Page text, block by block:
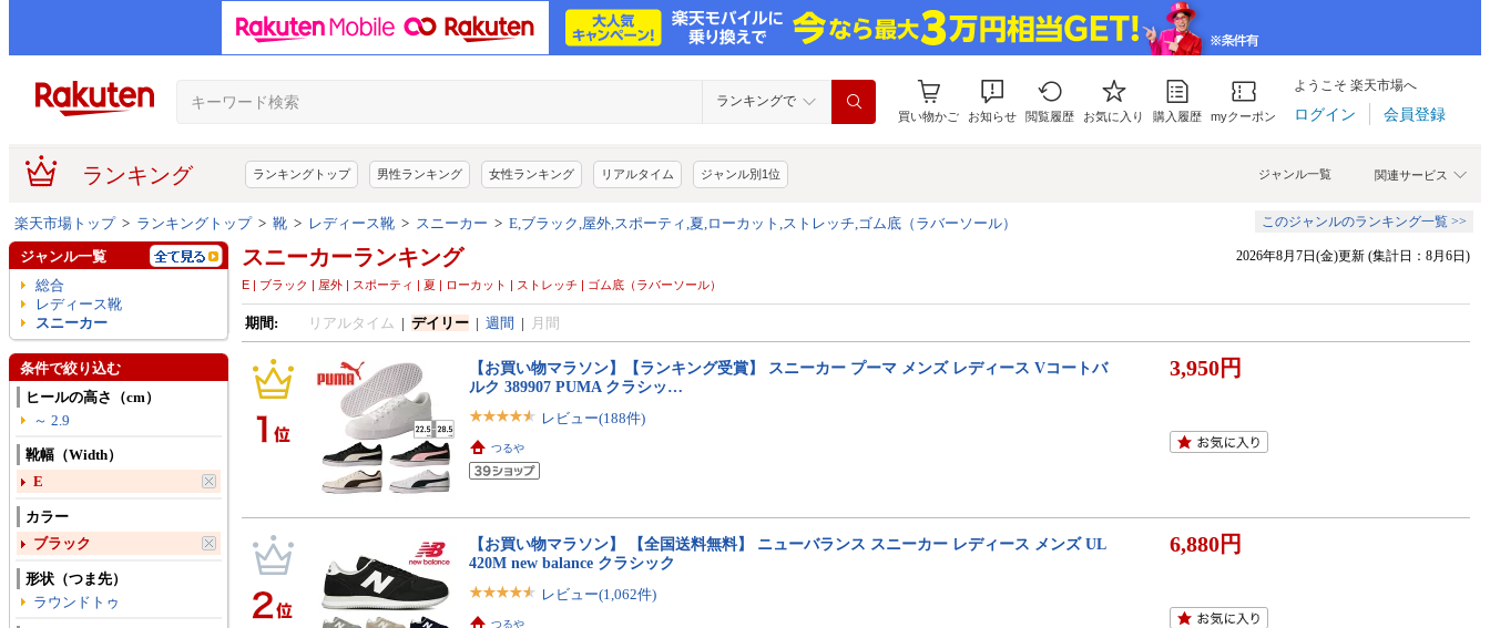
ランキングで
買い物かご お知らせ 閲覧履歴 お気に入り 購入履歴 myクーポン
ようこそ 楽天市場へ
ログイン 会員登録
ランキング 関連サービス
ジャンル一覧
ランキングトップ 男性ランキング 女性ランキング リアルタイム ジャンル別1位
楽天市場トップ> ランキングトップ> 靴 > レディース靴 > スニーカー > E,ブラック,屋外,スポーティ,夏,ローカット,ストレッチ,ゴム底（ラバーソール） このジャンルのランキング一覧 >>
スニーカーランキング
E | ブラック | 屋外 | スポーティ | 夏 | ローカット | ストレッチ | ゴム底（ラバーソール）
2026年8月7日(金)更新 (集計日：8月6日)
期間: リアルタイム | デイリー| 週間 | 月間
【お買い物マラソン】【ランキング受賞】 スニーカー プーマ メンズ レディース Vコートバ
ルク 389907 PUMA クラシッ…
レビュー(188件)
つるや
3,950円
【お買い物マラソン】 【全国送料無料】 ニューバランス スニーカー レディース メンズ UL
420M new balance クラシック
レビュー(1,062件)
つるや
6,880円
ジャンル一覧
総合
レディース靴
スニーカー
条件で絞り込む
ヒールの高さ（cm）
～ 2.9
靴幅（Width）
E
カラー
ブラック
形状（つま先）
ラウンドトゥ